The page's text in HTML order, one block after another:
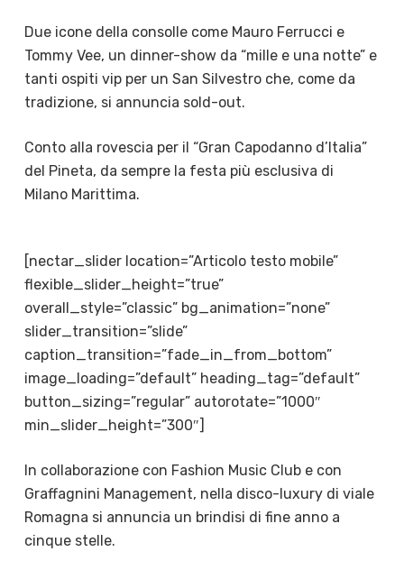
Due icone della consolle come Mauro Ferrucci e
Tommy Vee, un dinner-show da “mille e una notte” e
tanti ospiti vip per un San Silvestro che, come da
tradizione, si annuncia sold-out.
Conto alla rovescia per il “Gran Capodanno d’Italia”
del Pineta, da sempre la festa più esclusiva di
Milano Marittima.
[nectar_slider location=”Articolo testo mobile”
flexible_slider_height=”true”
overall_style=”classic” bg_animation=”none”
slider_transition=”slide”
caption_transition=”fade_in_from_bottom”
image_loading=”default” heading_tag=”default”
button_sizing=”regular” autorotate=”1000″
min_slider_height=”300″]
In collaborazione con Fashion Music Club e con
Graffagnini Management, nella disco-luxury di viale
Romagna si annuncia un brindisi di fine anno a
cinque stelle.